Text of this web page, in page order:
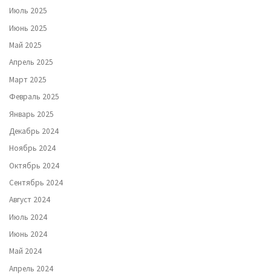
Июль 2025
Июнь 2025
Май 2025
Апрель 2025
Март 2025
Февраль 2025
Январь 2025
Декабрь 2024
Ноябрь 2024
Октябрь 2024
Сентябрь 2024
Август 2024
Июль 2024
Июнь 2024
Май 2024
Апрель 2024